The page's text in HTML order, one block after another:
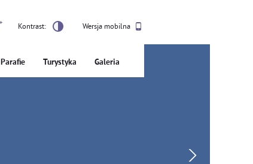
Wersja mobilna
Kontrast:
Parafie Turystyka Galeria